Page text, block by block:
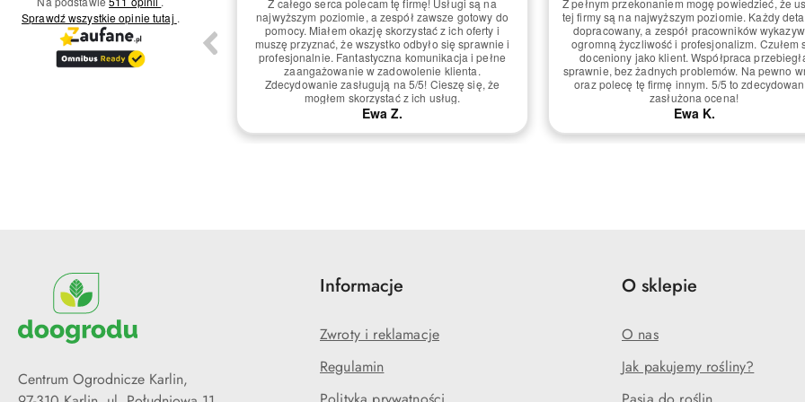
Sprawdź wszystkie opinietutaj .
było naprawdę pozytywne!
podejście zespołu oraz szybka
potrzeby klienta robią dużą różnicę.
obsługi był starannie przemyślany i
co sprawiło, że czułem się wyjątkowo.
najwyższym poziomie, a personel zawsze gotowy do
pomocy. Czułem się naprawdę doceniony jako
klient. Szybka i skuteczna obsługa sprawiła, że
wszystko przebiegło bezproblemowo. Z pewnością
wrócę i polecę znajomym! Dziękuję za świetną pracę
i profesjonalizm. 5/5 to zdecydowanie zasłużona
ocena!
Anna S.
jestem zadowolony. Obsługa była na
poziomie, a czas realizacji zamówienia
Jedynie mogliby poprawić zabezpieczenie roslin
transportu, moje przyjechaly nieco
Aleksandra P.
Centrum Ogrodnicze Karlin,
Informacje
Zwroty i reklamacje
Regulamin
O sklepie
O nas
Jak pakujemy rośliny?